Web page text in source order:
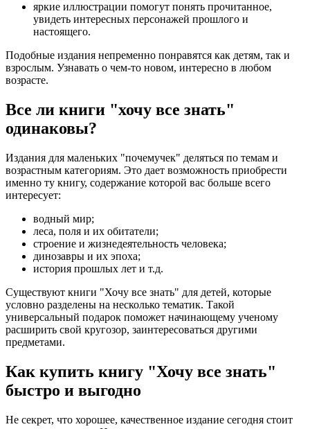
яркие иллюстрации помогут понять прочитанное,
увидеть интересных персонажей прошлого и
настоящего.
Подобные издания непременно понравятся как детям, так и
взрослым. Узнавать о чем-то новом, интересно в любом
возрасте.
Все ли книги "хочу все знать"
одинаковы?
Издания для маленьких "почемучек" деляться по темам и
возрастным категориям. Это дает возможность приобрести
именно ту книгу, содержание которой вас больше всего
интересует:
водный мир;
леса, поля и их обитатели;
строение и жизнедеятельность человека;
динозавры и их эпоха;
история прошлых лет и т.д.
Существуют книги "Хочу все знать" для детей, которые
условно разделены на несколько тематик. Такой
универсальный подарок поможет начинающему ученому
расширить свой кругозор, заинтересоваться другими
предметами.
Как купить книгу "Хочу все знать"
быстро и выгодно
Не секрет, что хорошее, качественное издание сегодня стоит